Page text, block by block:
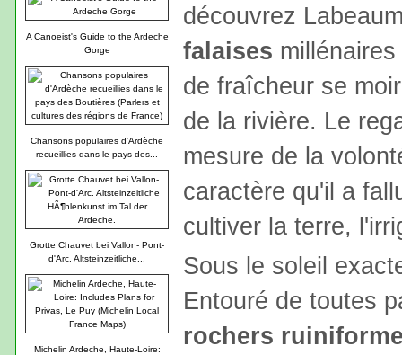
A Canoeist's Guide to the Ardeche
Gorge
Chansons populaires d'Ardèche
recueillies dans le pays des...
Grotte Chauvet bei Vallon- Pont-
d'Arc. Altsteinzeitliche...
Michelin Ardeche, Haute-Loire:
découvrez
falaises
de fraîcheur se
de la rivière. Le
mesure de la
caractère qu'il a
cultiver la terre,
Sous le soleil
Entouré de toutes
rochers